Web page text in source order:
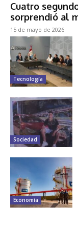
Cuatro
sorprendió al
15 de mayo de 2026
Tecnología
Sociedad
Economía